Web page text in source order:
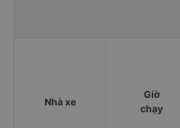
Nhà xe
Giờ
chạy